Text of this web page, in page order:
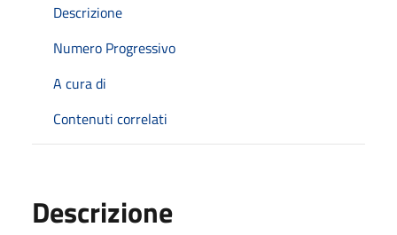
Descrizione
Numero Progressivo
A cura di
Contenuti correlati
Descrizione